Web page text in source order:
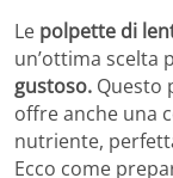
Le polpette di
un’ottima scelta
gustoso. Questo
offre anche una
nutriente,
Ecco come